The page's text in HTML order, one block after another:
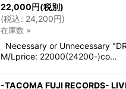
22,000円(税別)
(税込: 24,200円)
在庫数 ×
Necessary or Unnecessary
M/Lprice: 22000(24200-)co…
-TACOMA FUJI RECORDS-